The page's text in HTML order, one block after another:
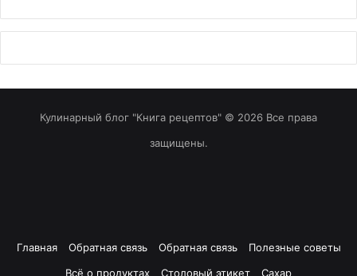
Кулинарный блог "Книга рецептов" © 2026 Все права
защищены.
Главная Обратная связь Обратная связь
Полезные советы
Всё о продуктах
Столовый этикет Сахар